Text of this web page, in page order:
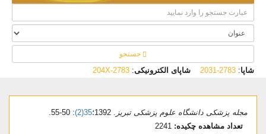
جستجو
شاپا:
2783-2031 شاپای الکترونیکی:
2783-204X
مجله پزشکی دانشگاه علوم پزشکی تبریز 35(2)
: 50-55.
تعداد مشاهده چکیده: